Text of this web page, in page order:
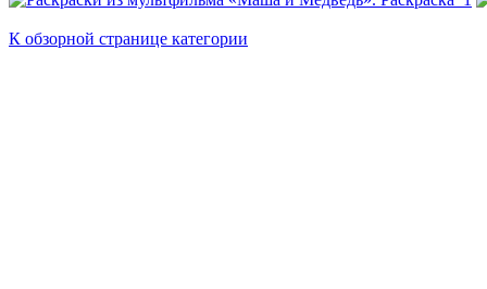
К обзорной странице категории